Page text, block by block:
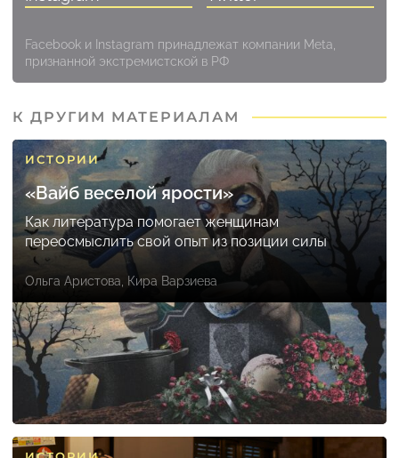
Facebook и Instagram принадлежат компании Meta,
признанной экстремистской в РФ
К ДРУГИМ МАТЕРИАЛАМ
ИСТОРИИ
«Вайб веселой ярости»
Как литература помогает женщинам
переосмыслить свой опыт из позиции силы
Ольга Аристова, Кира Варзиева